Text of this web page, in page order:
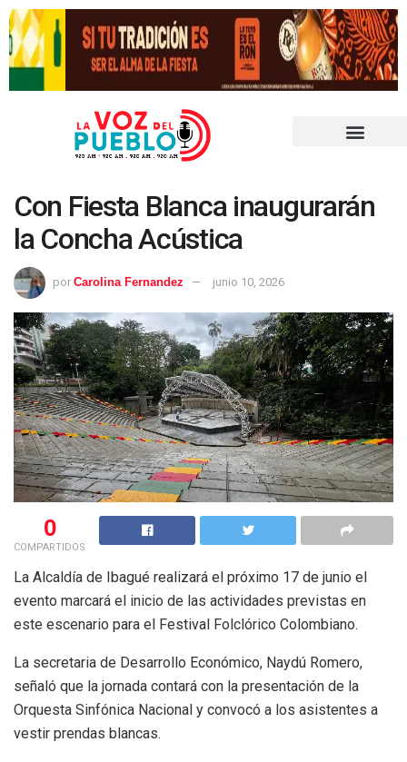
Con Fiesta Blanca inaugurarán
la Concha Acústica
por Carolina Fernandez junio 10, 2026
0
COMPARTIDOS
La Alcaldía de Ibagué realizará el próximo 17 de junio el
evento marcará el inicio de las actividades previstas en
este escenario para el Festival Folclórico Colombiano.
La secretaria de Desarrollo Económico, Naydú Romero,
señaló que la jornada contará con la presentación de la
Orquesta Sinfónica Nacional y convocó a los asistentes a
vestir prendas blancas.